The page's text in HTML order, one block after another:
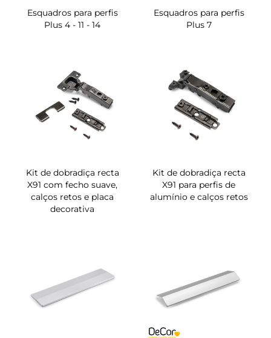
Esquadros para perfis
Plus 4 - 11 - 14
Esquadros para perfis
Plus 7
Kit de dobradiça recta
X91 com fecho suave,
calços retos e placa
decorativa
Kit de dobradiça recta
X91 para perfis de
alumínio e calços retos